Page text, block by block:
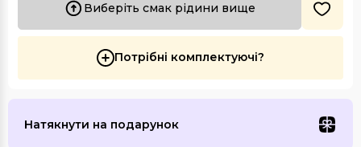
Виберіть смак рідини вище
Потрібні комплектуючі?
Натякнути на подарунок